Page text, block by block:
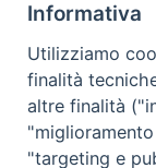
Informativa
Utilizziamo
finalità
altre finalità
"targeting e